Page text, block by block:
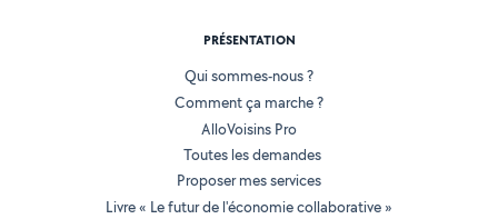
PRÉSENTATION
Qui sommes-nous ?
Comment ça marche ?
AlloVoisins Pro
Toutes les demandes
Proposer mes services
Livre « Le futur de l'économie collaborative »